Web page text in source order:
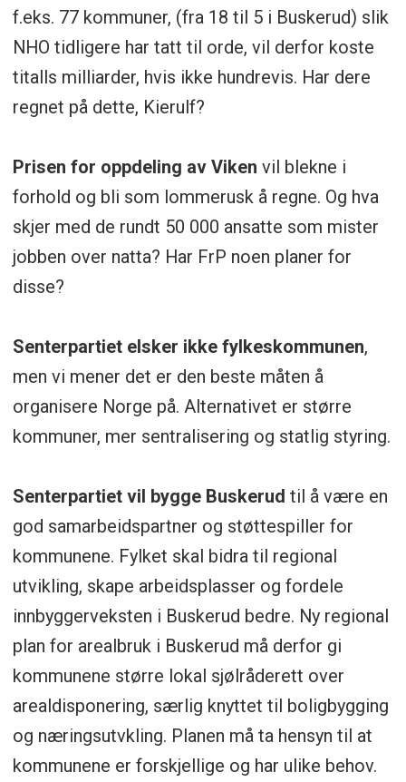
f.eks. 77 kommuner, (fra 18 til 5 i Buskerud) slik
NHO tidligere har tatt til orde, vil derfor koste
titalls milliarder, hvis ikke hundrevis. Har dere
regnet på dette, Kierulf?
Prisen for oppdeling av Viken vil blekne i
forhold og bli som lommerusk å regne. Og hva
skjer med de rundt 50 000 ansatte som mister
jobben over natta? Har FrP noen planer for
disse?
Senterpartiet elsker ikke fylkeskommunen,
men vi mener det er den beste måten å
organisere Norge på. Alternativet er større
kommuner, mer sentralisering og statlig styring.
Senterpartiet vil bygge Buskerud til å være en
god samarbeidspartner og støttespiller for
kommunene. Fylket skal bidra til regional
utvikling, skape arbeidsplasser og fordele
innbyggerveksten i Buskerud bedre. Ny regional
plan for arealbruk i Buskerud må derfor gi
kommunene større lokal sjølråderett over
arealdisponering, særlig knyttet til boligbygging
og næringsutvkling. Planen må ta hensyn til at
kommunene er forskjellige og har ulike behov.